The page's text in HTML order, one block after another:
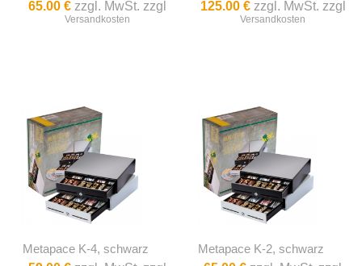
65.00 €zzgl. MwSt. zzgl
Versandkosten
125.00 €zzgl. MwSt. zzgl
Versandkosten
Metapace K-4, schwarz
Metapace K-2, schwarz